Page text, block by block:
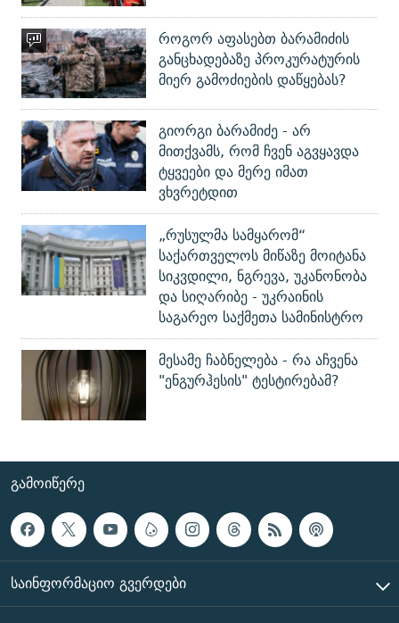
როგორ აფასებთ ბარამიძის
განცხადებაზე პროკურატურის
მიერ გამოძიების დაწყებას?
გიორგი ბარამიძე - არ
მითქვამს, რომ ჩვენ აგვყავდა
ტყვეები და მერე იმათ
ვხვრეტდით
„რუსულმა სამყარომ“
საქართველოს მიწაზე მოიტანა
სიკვდილი, ნგრევა, უკანონობა
და სიღარიბე - უკრაინის
საგარეო საქმეთა სამინისტრო
მესამე ჩაბნელება - რა აჩვენა
"ენგურჰესის" ტესტირებამ?
ᲒᲐᲛᲝᲘᲬᲔᲠᲔ
ᲡᲐᲘᲜᲤᲝᲠᲛᲐᲪᲘᲝ ᲒᲕᲔᲠᲓᲔᲑᲘ